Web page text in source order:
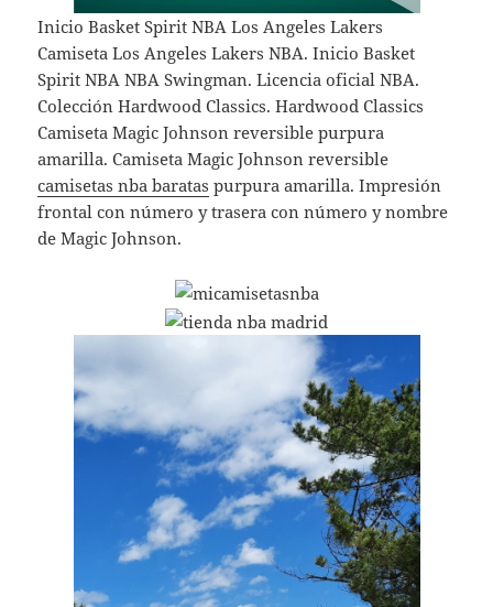
Inicio Basket Spirit NBA Los Angeles Lakers
Camiseta Los Angeles Lakers NBA. Inicio Basket
Spirit NBA NBA Swingman. Licencia oficial NBA.
Colección Hardwood Classics. Hardwood Classics
Camiseta Magic Johnson reversible purpura
amarilla. Camiseta Magic Johnson reversible
camisetas nba baratas purpura amarilla. Impresión
frontal con número y trasera con número y nombre
de Magic Johnson.